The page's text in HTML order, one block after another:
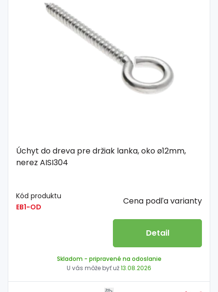
Úchyt do dreva pre držiak lanka, oko ø12mm,
nerez AISI304
Kód produktu
EB1-OD
Cena podľa varianty
Detail
Skladom - pripravené na odoslanie
U vás môže byť už13.08.2026